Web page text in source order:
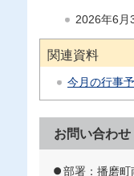
2026年6月
関連資料
今月の行事
お問い合わせ
部署：播磨町